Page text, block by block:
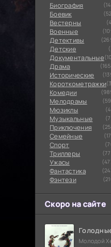
Биография
Боевик
Вестерны
Военные
Детективы
Детские
Документальные
Драма
Исторические
Короткометражки
Комедии
Мелодрамы
Мюзиклы
Музыкальные
Приключения
Семейные
Cпорт
Триллеры
Ужасы
Фантастика
Фэнтези
Скоро на сайте
Молодой